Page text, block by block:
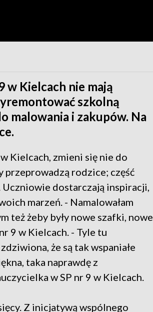
w Kielcach nie mają
szkolną
malowania i zakupów. Na
Kielcach, zmieni się nie do
przeprowadzą rodzice; część
dostarczają inspiracji,
marzeń. - Namalowałam
też żeby były nowe szafki, nowe
9 w Kielcach. - Tyle tu
że są tak wspaniałe
taka naprawdę z
w SP nr 9 w Kielcach.
Z inicjatywą wspólnego